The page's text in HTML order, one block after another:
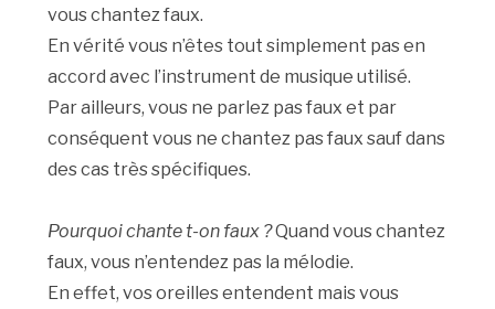
vous chantez faux.
En vérité vous n’êtes tout simplement pas en
accord avec l’instrument de musique utilisé.
Par ailleurs, vous ne parlez pas faux et par
conséquent vous ne chantez pas faux sauf dans
des cas très spécifiques.
Pourquoi chante t-on faux ?Quand vous chantez
faux, vous n’entendez pas la mélodie.
En effet, vos oreilles entendent mais vous